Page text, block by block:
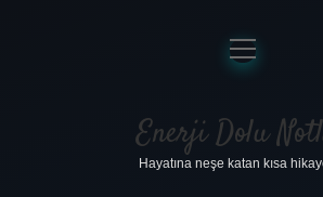
Anasayfa
Gizlilik Politikası
Yasal Uyarı
menüyü
aç
Enerji Dolu
Hayatına neşe katan kısa